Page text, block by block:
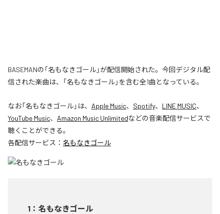
BASEMANの「名もなきゴール」が配信開始された。今回デジタル配
信された楽曲は、「名もなきゴール」を含む全1曲となっている。
なお「名もなきゴール」は、 Apple Music、 Spotify、 LINE MUSIC、
YouTube Music、 Amazon Music Unlimitedなどの音楽配信サービスで
聴くことができる。
各配信サービス： 名もなきゴール
1 ： 名もなきゴール